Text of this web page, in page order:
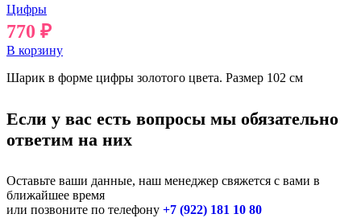
Цифры
770 ₽
В корзину
Шарик в форме цифры золотого цвета. Размер 102 см
Если у вас есть вопросы мы обязательно
ответим на них
Оставьте ваши данные, наш менеджер свяжется с вами в
ближайшее время
или позвоните по телефону +7 (922) 181 10 80